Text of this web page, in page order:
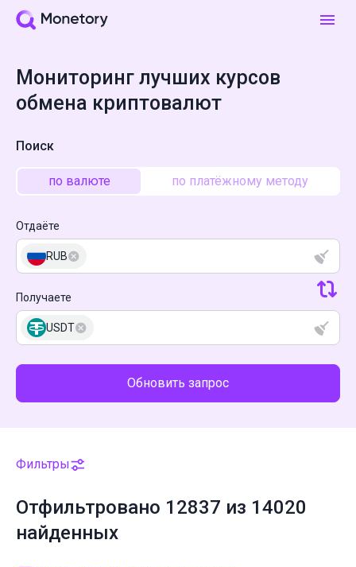
Мониторинг лучших курсов
обмена криптовалют
Поиск
по валюте по платёжному методу
Отдаёте
RUB
Получаете
USDT
Обновить запрос
Фильтры
Отфильтровано 12837 из 14020
найденных